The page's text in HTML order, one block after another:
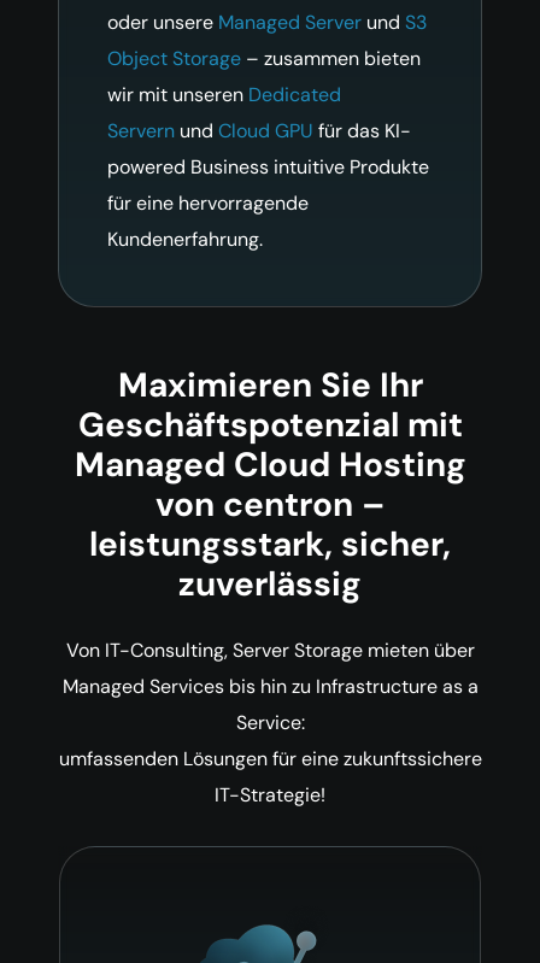
oder unsere Managed Server und S3
Object Storage – zusammen bieten
wir mit unseren Dedicated
Servern und Cloud GPU für das KI-
powered Business intuitive Produkte
für eine hervorragende
Kundenerfahrung.
Maximieren Sie Ihr
Geschäftspotenzial mit
Managed Cloud Hosting
von centron –
leistungsstark, sicher,
zuverlässig
Von IT-Consulting, Server Storage mieten über
Managed Services bis hin zu Infrastructure as a
Service:
umfassenden Lösungen für eine zukunftssichere
IT-Strategie!